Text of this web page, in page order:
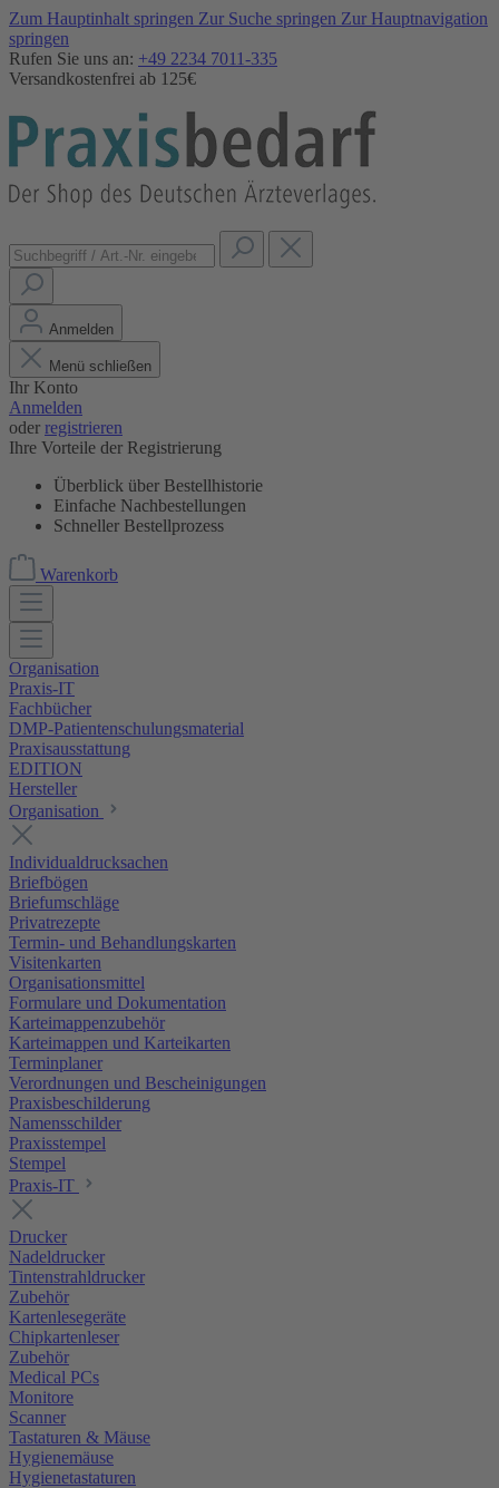
Zum Hauptinhalt springen Zur Suche springen Zur Hauptnavigation
springen
Rufen Sie uns an: +49 2234 7011-335
Versandkostenfrei ab 125€
Anmelden
Menü schließen
Ihr Konto
Anmelden
oder registrieren
Ihre Vorteile der Registrierung
Überblick über Bestellhistorie
Einfache Nachbestellungen
Schneller Bestellprozess
Warenkorb
Organisation
Praxis-IT
Fachbücher
DMP-Patientenschulungsmaterial
Praxisausstattung
EDITION
Hersteller
Organisation
Individualdrucksachen
Briefbögen
Briefumschläge
Privatrezepte
Termin- und Behandlungskarten
Visitenkarten
Organisationsmittel
Formulare und Dokumentation
Karteimappenzubehör
Karteimappen und Karteikarten
Terminplaner
Verordnungen und Bescheinigungen
Praxisbeschilderung
Namensschilder
Praxisstempel
Stempel
Praxis-IT
Drucker
Nadeldrucker
Tintenstrahldrucker
Zubehör
Kartenlesegeräte
Chipkartenleser
Zubehör
Medical PCs
Monitore
Scanner
Tastaturen & Mäuse
Hygienemäuse
Hygienetastaturen